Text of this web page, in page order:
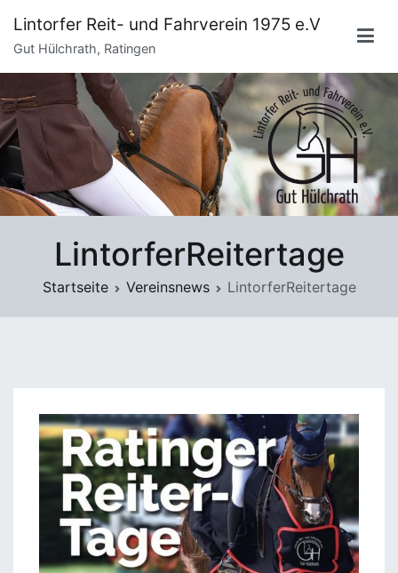
Inhalt
springen
Lintorfer Reit- und Fahrverein 1975 e.V
Gut Hülchrath, Ratingen
LintorferReitertage
Startseite Vereinsnews LintorferReitertage